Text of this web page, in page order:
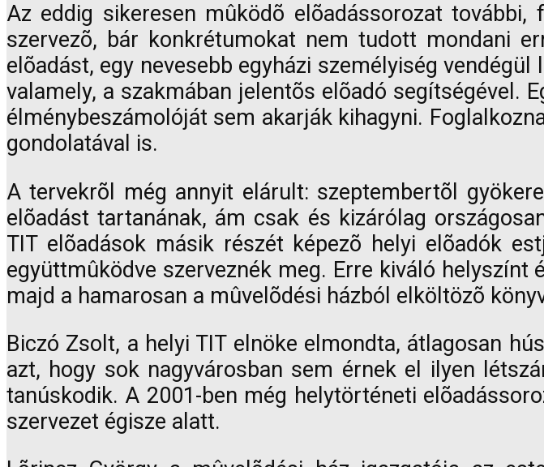
Az eddig sikeresen mûködõ elõadássorozat
szervezõ, bár konkrétumokat nem tudott mondani
elõadást, egy nevesebb egyházi személyiség
valamely, a szakmában jelentõs elõadó segítségével.
élménybeszámolóját sem akarják kihagyni.
gondolatával is.
A tervekrõl még annyit elárult: szeptembertõl
elõadást tartanának, ám csak és kizárólag
TIT elõadások másik részét képezõ helyi elõadók
együttmûködve szerveznék meg. Erre kiváló
majd a hamarosan a mûvelõdési házból elköltözõ
Biczó Zsolt, a helyi TIT elnöke elmondta, átlagosan
azt, hogy sok nagyvárosban sem érnek el ilyen
tanúskodik. A 2001-ben még helytörténeti
szervezet égisze alatt.